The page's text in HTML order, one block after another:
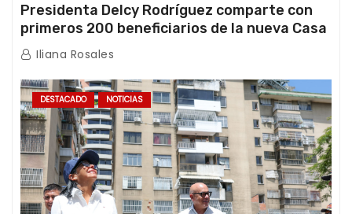
Presidenta Delcy Rodríguez comparte con
primeros 200 beneficiarios de la nueva Casa
de los Abuelos “La Primavera” en Caracas
Iliana Rosales
DESTACADO NOTICIAS